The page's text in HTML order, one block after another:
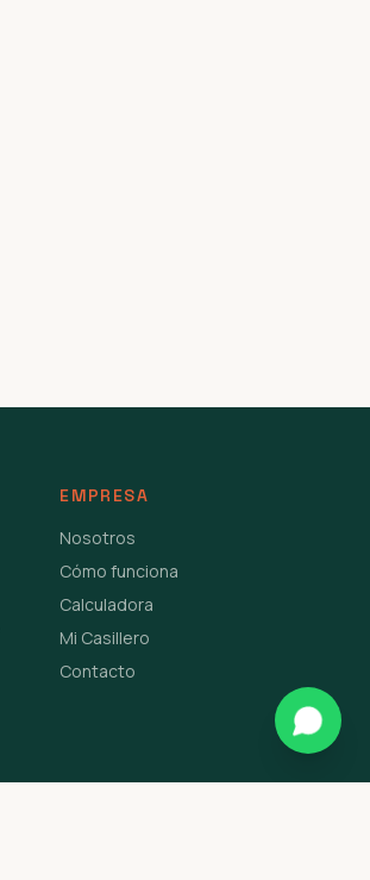
EMPRESA
Nosotros
Cómo funciona
Calculadora
Mi Casillero
Contacto